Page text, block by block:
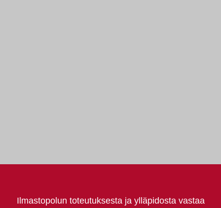
Ilmastopolun toteutuksesta ja ylläpidosta vastaa